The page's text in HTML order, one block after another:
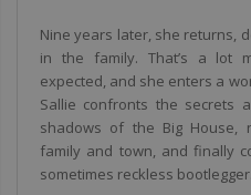
Nine years later, she returns,
in the family. That’s a lot
expected, and she enters a
Sallie confronts the secrets
shadows of the Big House,
family and town, and finally
sometimes reckless bootlegger.